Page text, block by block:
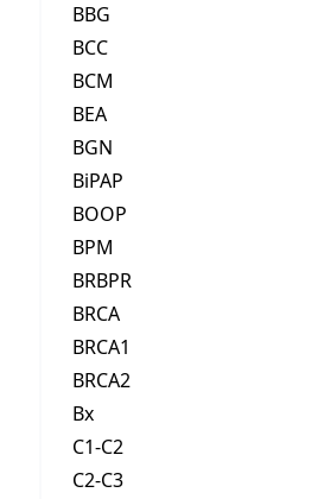
BBG
BCC
BCM
BEA
BGN
BiPAP
BOOP
BPM
BRBPR
BRCA
BRCA1
BRCA2
Bx
C1-C2
C2-C3